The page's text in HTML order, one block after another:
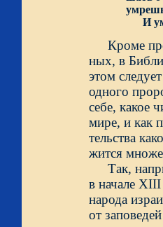
И
Кроме
ных, в
этом
одного
себе, какое
мире, и как
тельства
жится
Так,
в начале
народа
от